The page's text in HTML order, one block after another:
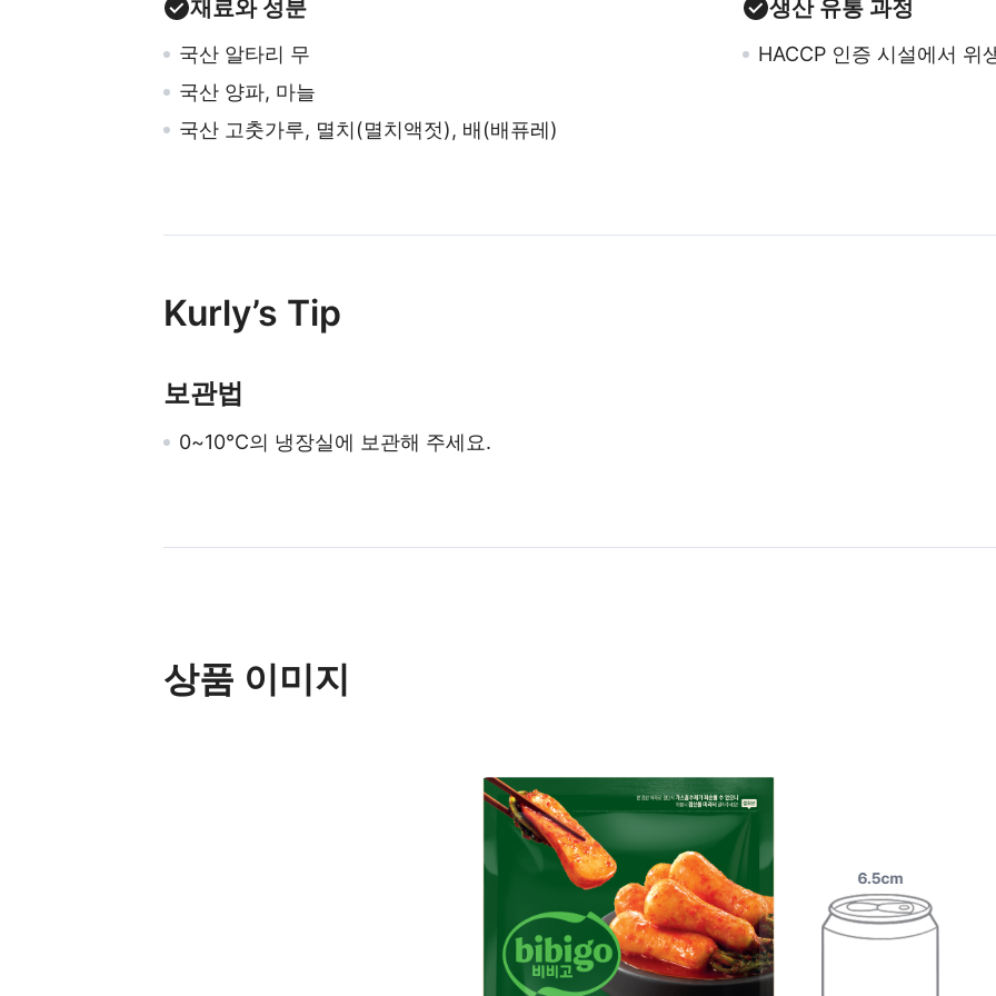
재료와 성분
국산 알타리 무
국산 양파, 마늘
국산 고춧가루, 멸치(멸치액젓), 배(배퓨레)
생산 유통 과정
HACCP 인증 시설에서 위
Kurly’s Tip
보관법
0~10℃의 냉장실에 보관해 주세요.
상품 이미지